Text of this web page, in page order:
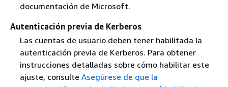
documentación de Microsoft.
Autenticación previa de Kerberos
Las cuentas de usuario deben tener habilitada la
autenticación previa de Kerberos. Para obtener
instrucciones detalladas sobre cómo habilitar este
ajuste, consulte Asegúrese de que la